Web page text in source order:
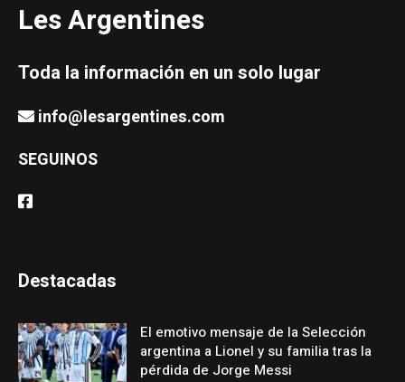
Les Argentines
Toda la información en un solo lugar
info@lesargentines.com
SEGUINOS
Destacadas
El emotivo mensaje de la Selección
argentina a Lionel y su familia tras la
pérdida de Jorge Messi